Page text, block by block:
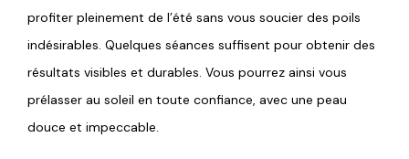
profiter pleinement de l’été sans vous soucier des poils
indésirables. Quelques séances suffisent pour obtenir des
résultats visibles et durables. Vous pourrez ainsi vous
prélasser au soleil en toute confiance, avec une peau
douce et impeccable.